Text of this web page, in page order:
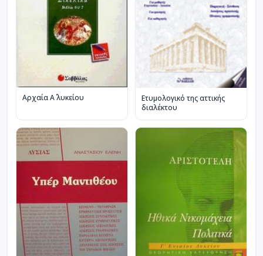
Αρχαία Α΄ λυκείου
Ετυμολογικό της αττικής
διαλέκτου